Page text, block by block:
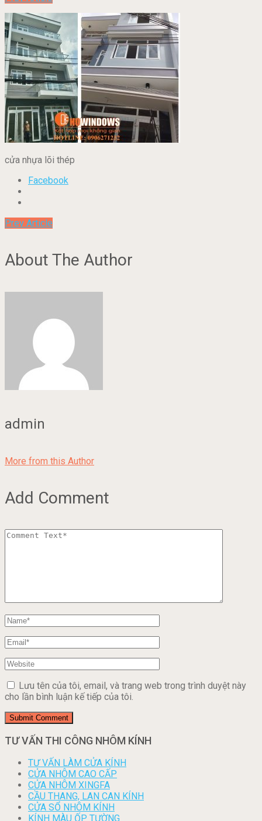
cửa nhựa lõi thép
Facebook
Prev Article
About The Author
admin
More from this Author
Add Comment
Lưu tên của tôi, email, và trang web trong trình duyệt này
cho lần bình luận kế tiếp của tôi.
TƯ VẤN THI CÔNG NHÔM KÍNH
TƯ VẤN LÀM CỬA KÍNH
CỬA NHÔM CAO CẤP
CỬA NHÔM XINGFA
CẦU THANG, LAN CAN KÍNH
CỬA SỔ NHÔM KÍNH
KÍNH MÀU ỐP TƯỜNG